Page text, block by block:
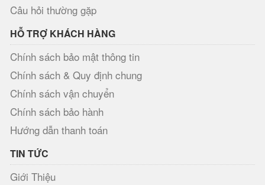
Câu hỏi thường gặp
HỖ TRỢ KHÁCH HÀNG
Chính sách bảo mật thông tin
Chính sách & Quy định chung
Chính sách vận chuyển
Chính sách bảo hành
Hướng dẫn thanh toán
TIN TỨC
Giới Thiệu